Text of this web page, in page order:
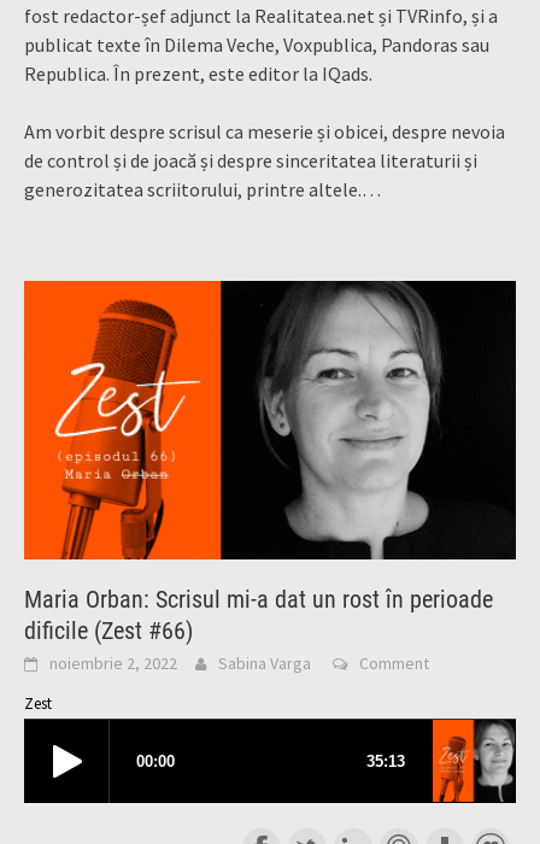
fost redactor-șef adjunct la Realitatea.net și TVRinfo, și a
publicat texte în Dilema Veche, Voxpublica, Pandoras sau
Republica. În prezent, este editor la IQads.
Am vorbit despre scrisul ca meserie și obicei, despre nevoia
de control și de joacă și despre sinceritatea literaturii și
generozitatea scriitorului, printre altele.…
Maria Orban: Scrisul mi-a dat un rost în perioade
dificile (Zest #66)
noiembrie 2, 2022 Sabina Varga Comment
Zest